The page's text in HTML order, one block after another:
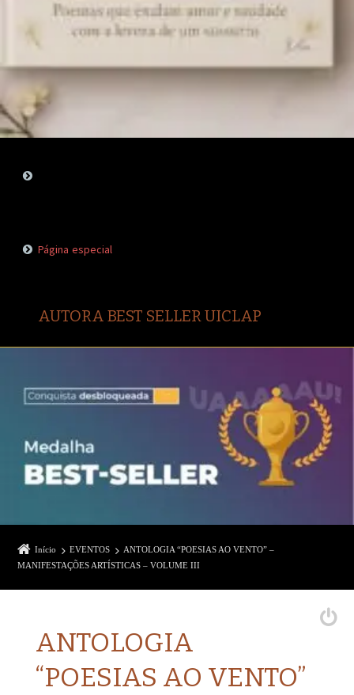
Página especial
AUTORA BEST SELLER UICLAP
Início EVENTOS
ANTOLOGIA “POESIAS AO VENTO” –
MANIFESTAÇÕES ARTÍSTICAS – VOLUME III
ANTOLOGIA
“POESIAS AO VENTO”